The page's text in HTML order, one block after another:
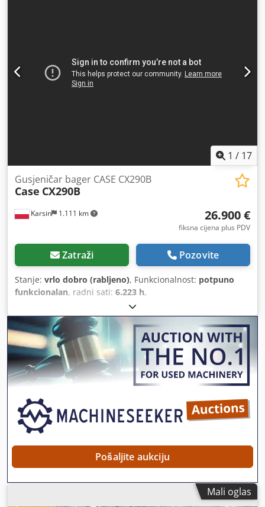
1 / 17
Karsin 1.111 km
Gusjeničar bager CASE CX290B
Case CX290B
26.900 €
fiksna cijena plus PDV
Zatraži Pozovite
Stanje: vrlo dobro (rabljeno), Funkcionalnost: potpuno
funkcionalan, radni sati: 6.223 h,
Pošaljite aukciju
Mali oglas